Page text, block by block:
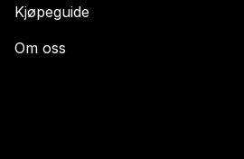
Kjøpeguide
Om oss